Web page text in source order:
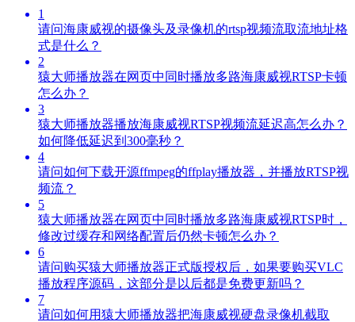
1
请问海康威视的摄像头及录像机的rtsp视频流取流地址格
式是什么？
2
猿大师播放器在网页中同时播放多路海康威视RTSP卡顿
怎么办？
3
猿大师播放器播放海康威视RTSP视频流延迟高怎么办？
如何降低延迟到300毫秒？
4
请问如何下载开源ffmpeg的ffplay播放器，并播放RTSP视
频流？
5
猿大师播放器在网页中同时播放多路海康威视RTSP时，
修改过缓存和网络配置后仍然卡顿怎么办？
6
请问购买猿大师播放器正式版授权后，如果要购买VLC
播放程序源码，这部分是以后都是免费更新吗？
7
请问如何用猿大师播放器把海康威视硬盘录像机截取